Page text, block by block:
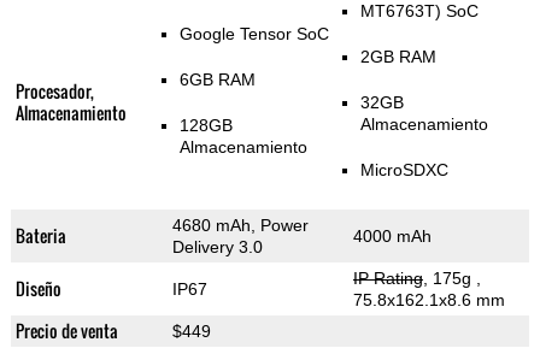
Procesador,
Almacenamiento
Google Tensor SoC
6GB RAM
128GB
Almacenamiento
MT6763T) SoC
2GB RAM
32GB
Almacenamiento
MicroSDXC
Bateria
4680 mAh, Power
Delivery 3.0
4000 mAh
Diseño IP67
IP Rating, 175g
75.8x162.1x8.6 mm
Precio de venta $449